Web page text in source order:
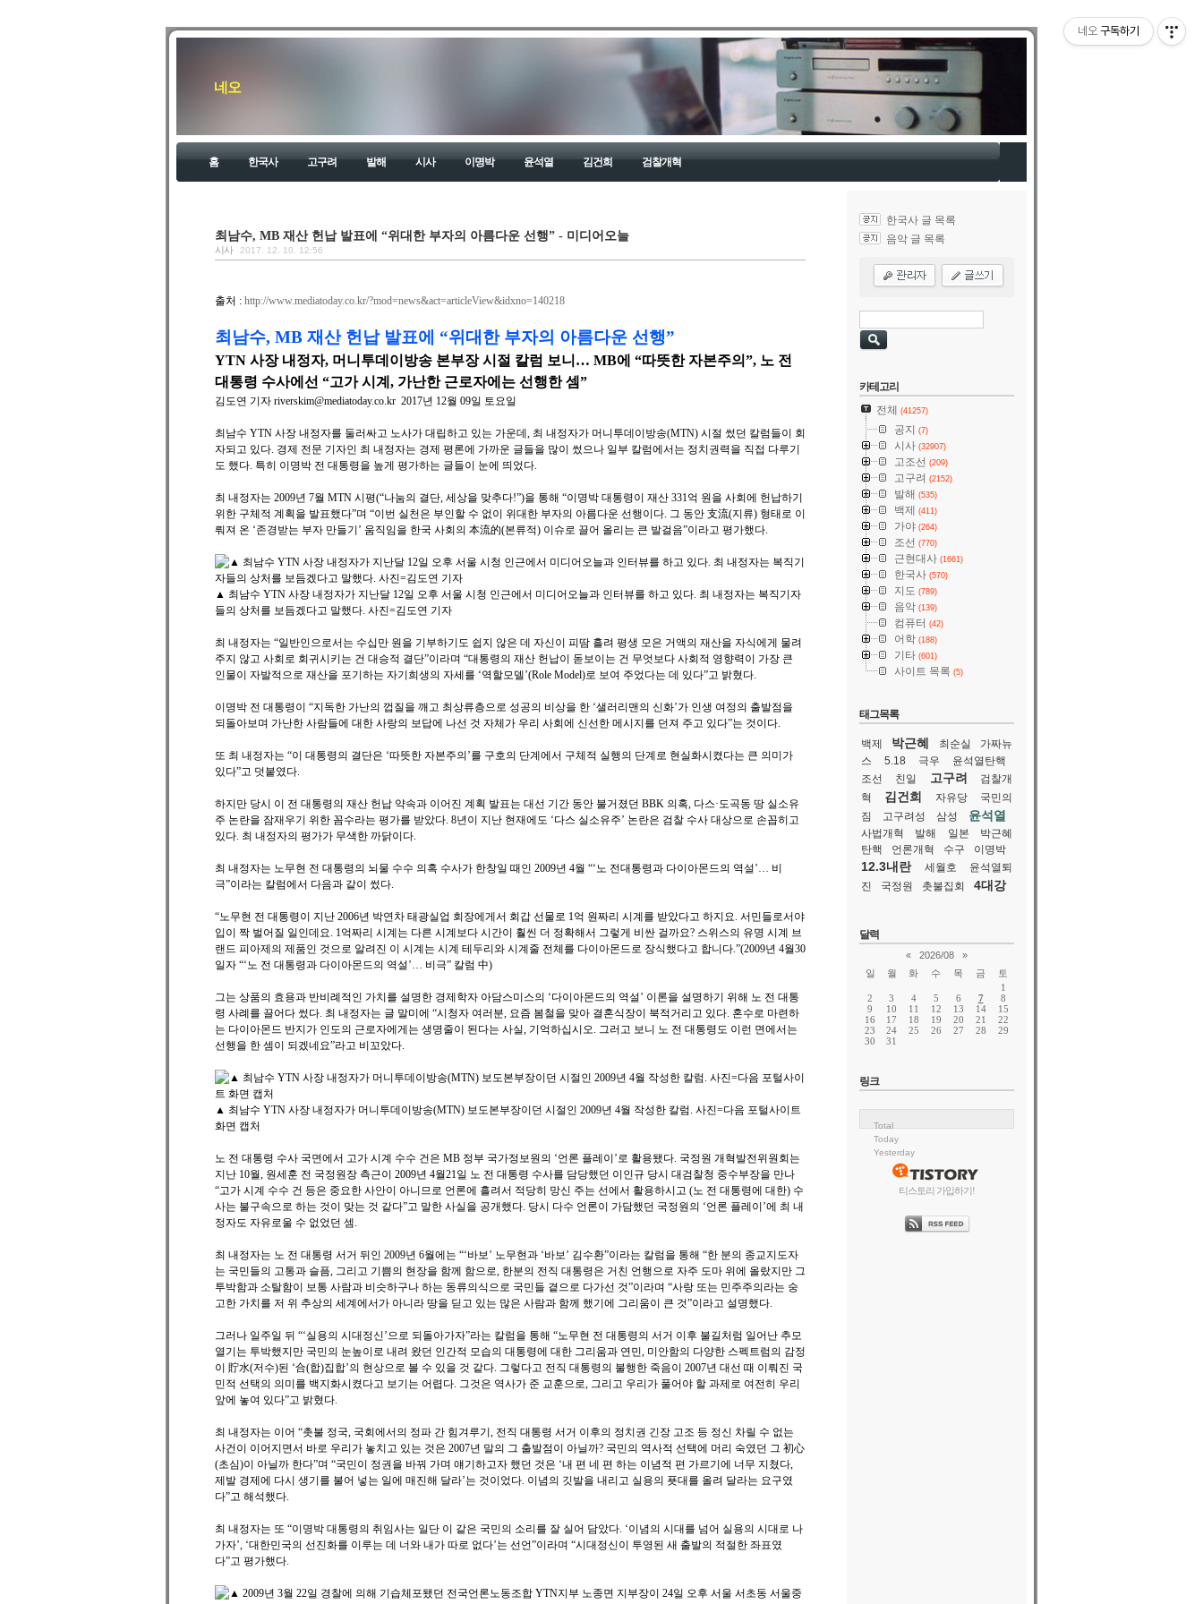
네오
홈 한국사 고구려 발해 시사 이명박 윤석열 김건희 검찰개혁
최남수, MB 재산 헌납 발표에 “위대한 부자의 아름다운 선행” - 미디어오늘
시사 2017. 12. 10. 12:56
출처 : http://www.mediatoday.co.kr/?mod=news&act=articleView&idxno=140218
최남수, MB 재산 헌납 발표에 “위대한 부자의 아름다운 선행”
YTN 사장 내정자, 머니투데이방송 본부장 시절 칼럼 보니… MB에 “따뜻한 자본주의”, 노 전
대통령 수사에선 “고가 시계, 가난한 근로자에는 선행한 셈”
김도연 기자 riverskim@mediatoday.co.kr 2017년 12월 09일 토요일
최남수 YTN 사장 내정자를 둘러싸고 노사가 대립하고 있는 가운데, 최 내정자가 머니투데이방송(MTN) 시절 썼던 칼럼들이 회
자되고 있다. 경제 전문 기자인 최 내정자는 경제 평론에 가까운 글들을 많이 썼으나 일부 칼럼에서는 정치권력을 직접 다루기
도 했다. 특히 이명박 전 대통령을 높게 평가하는 글들이 눈에 띄었다.
최 내정자는 2009년 7월 MTN 시평(“나눔의 결단, 세상을 맞추다!”)을 통해 “이명박 대통령이 재산 331억 원을 사회에 헌납하기
위한 구체적 계획을 발표했다”며 “이번 실천은 부인할 수 없이 위대한 부자의 아름다운 선행이다. 그 동안 支流(지류) 형태로 이
뤄져 온 ‘존경받는 부자 만들기’ 움직임을 한국 사회의 本流的(본류적) 이슈로 끌어 올리는 큰 발걸음”이라고 평가했다.
▲ 최남수 YTN 사장 내정자가 지난달 12일 오후 서울 시청 인근에서 미디어오늘과 인터뷰를 하고 있다. 최 내정자는 복직기자
들의 상처를 보듬겠다고 말했다. 사진=김도연 기자
최 내정자는 “일반인으로서는 수십만 원을 기부하기도 쉽지 않은 데 자신이 피땀 흘려 평생 모은 거액의 재산을 자식에게 물려
주지 않고 사회로 회귀시키는 건 대승적 결단”이라며 “대통령의 재산 헌납이 돋보이는 건 무엇보다 사회적 영향력이 가장 큰
인물이 자발적으로 재산을 포기하는 자기희생의 자세를 ‘역할모델’(Role Model)로 보여 주었다는 데 있다”고 밝혔다.
이명박 전 대통령이 “지독한 가난의 껍질을 깨고 최상류층으로 성공의 비상을 한 ‘샐러리맨의 신화’가 인생 여정의 출발점을
되돌아보며 가난한 사람들에 대한 사랑의 보답에 나선 것 자체가 우리 사회에 신선한 메시지를 던져 주고 있다”는 것이다.
또 최 내정자는 “이 대통령의 결단은 ‘따뜻한 자본주의’를 구호의 단계에서 구체적 실행의 단계로 현실화시켰다는 큰 의미가
있다”고 덧붙였다.
하지만 당시 이 전 대통령의 재산 헌납 약속과 이어진 계획 발표는 대선 기간 동안 불거졌던 BBK 의혹, 다스·도곡동 땅 실소유
주 논란을 잠재우기 위한 꼼수라는 평가를 받았다. 8년이 지난 현재에도 ‘다스 실소유주’ 논란은 검찰 수사 대상으로 손꼽히고
있다. 최 내정자의 평가가 무색한 까닭이다.
최 내정자는 노무현 전 대통령의 뇌물 수수 의혹 수사가 한창일 때인 2009년 4월 “‘노 전대통령과 다이아몬드의 역설’… 비
극”이라는 칼럼에서 다음과 같이 썼다.
“노무현 전 대통령이 지난 2006년 박연차 태광실업 회장에게서 회갑 선물로 1억 원짜리 시계를 받았다고 하지요. 서민들로서야
입이 짝 벌어질 일인데요. 1억짜리 시계는 다른 시계보다 시간이 훨씬 더 정확해서 그렇게 비싼 걸까요? 스위스의 유명 시계 브
랜드 피아제의 제품인 것으로 알려진 이 시계는 시계 테두리와 시계줄 전체를 다이아몬드로 장식했다고 합니다.”(2009년 4월30
일자 “‘노 전 대통령과 다이아몬드의 역설’… 비극” 칼럼 中)
그는 상품의 효용과 반비례적인 가치를 설명한 경제학자 아담스미스의 ‘다이아몬드의 역설’ 이론을 설명하기 위해 노 전 대통
령 사례를 끌어다 썼다. 최 내정자는 글 말미에 “시청자 여러분, 요즘 봄철을 맞아 결혼식장이 북적거리고 있다. 혼수로 마련하
는 다이아몬드 반지가 인도의 근로자에게는 생명줄이 된다는 사실, 기억하십시오. 그러고 보니 노 전 대통령도 이런 면에서는
선행을 한 셈이 되겠네요”라고 비꼬았다.
▲ 최남수 YTN 사장 내정자가 머니투데이방송(MTN) 보도본부장이던 시절인 2009년 4월 작성한 칼럼. 사진=다음 포털사이트
화면 캡처
노 전 대통령 수사 국면에서 고가 시계 수수 건은 MB 정부 국가정보원의 ‘언론 플레이’로 활용됐다. 국정원 개혁발전위원회는
지난 10월, 원세훈 전 국정원장 측근이 2009년 4월21일 노 전 대통령 수사를 담당했던 이인규 당시 대검찰청 중수부장을 만나
“고가 시계 수수 건 등은 중요한 사안이 아니므로 언론에 흘려서 적당히 망신 주는 선에서 활용하시고 (노 전 대통령에 대한) 수
사는 불구속으로 하는 것이 맞는 것 같다”고 말한 사실을 공개했다. 당시 다수 언론이 가담했던 국정원의 ‘언론 플레이’에 최 내
정자도 자유로울 수 없었던 셈.
최 내정자는 노 전 대통령 서거 뒤인 2009년 6월에는 “‘바보’ 노무현과 ‘바보’ 김수환”이라는 칼럼을 통해 “한 분의 종교지도자
는 국민들의 고통과 슬픔, 그리고 기쁨의 현장을 함께 함으로, 한분의 전직 대통령은 거친 언행으로 자주 도마 위에 올랐지만 그
투박함과 소탈함이 보통 사람과 비슷하구나 하는 동류의식으로 국민들 곁으로 다가선 것”이라며 “사랑 또는 민주주의라는 숭
고한 가치를 저 위 추상의 세계에서가 아니라 땅을 딛고 있는 많은 사람과 함께 했기에 그리움이 큰 것”이라고 설명했다.
그러나 일주일 뒤 “‘실용의 시대정신’으로 되돌아가자”라는 칼럼을 통해 “노무현 전 대통령의 서거 이후 불길처럼 일어난 추모
열기는 투박했지만 국민의 눈높이로 내려 왔던 인간적 모습의 대통령에 대한 그리움과 연민, 미안함의 다양한 스펙트럼의 감정
이 貯水(저수)된 ‘合(합)집합’의 현상으로 볼 수 있을 것 같다. 그렇다고 전직 대통령의 불행한 죽음이 2007년 대선 때 이뤄진 국
민적 선택의 의미를 백지화시켰다고 보기는 어렵다. 그것은 역사가 준 교훈으로, 그리고 우리가 풀어야 할 과제로 여전히 우리
앞에 놓여 있다”고 밝혔다.
최 내정자는 이어 “촛불 정국, 국회에서의 정파 간 힘겨루기, 전직 대통령 서거 이후의 정치권 긴장 고조 등 정신 차릴 수 없는
사건이 이어지면서 바로 우리가 놓치고 있는 것은 2007년 말의 그 출발점이 아닐까? 국민의 역사적 선택에 머리 숙였던 그 初心
(초심)이 아닐까 한다”며 “국민이 정권을 바꿔 가며 얘기하고자 했던 것은 ‘내 편 네 편 하는 이념적 편 가르기에 너무 지쳤다,
제발 경제에 다시 생기를 불어 넣는 일에 매진해 달라’는 것이었다. 이념의 깃발을 내리고 실용의 푯대를 올려 달라는 요구였
다”고 해석했다.
최 내정자는 또 “이명박 대통령의 취임사는 일단 이 같은 국민의 소리를 잘 실어 담았다. ‘이념의 시대를 넘어 실용의 시대로 나
가자’, ‘대한민국의 선진화를 이루는 데 너와 내가 따로 없다’는 선언”이라며 “시대정신이 투영된 새 출발의 적절한 좌표였
다”고 평가했다.
한국사 글 목록
음악 글 목록
카테고리
전체
(41257)
공지 (7)
시사 (32907)
고조선 (209)
고구려 (2152)
발해 (535)
백제 (411)
가야 (264)
조선 (770)
근현대사 (1661)
한국사 (570)
지도 (789)
음악 (139)
컴퓨터 (42)
어학 (188)
기타 (601)
사이트 목록 (5)
태그목록
백제 박근혜 최순실
가짜뉴
스
5.18 극우
윤석열탄핵
조선
친일 고구려
검찰개
혁
김건희 자유당
국민의
짐
고구려성 삼성 윤석열
사법개혁 발해 일본
박근혜
탄핵
언론개혁 수구 이명박
12.3내란 세월호
윤석열퇴
진
국정원 촛불집회 4대강
달력
« 2026/08
»
일
월 화 수 목 금
토
1
2
3 4 5 6 7
8
9
10 11 12 13 14
15
16
17 18 19 20 21
22
23
24 25 26 27 28
29
30
31
링크
Total
Today
Yesterday
티스토리 가입하기!
네오 구독하기